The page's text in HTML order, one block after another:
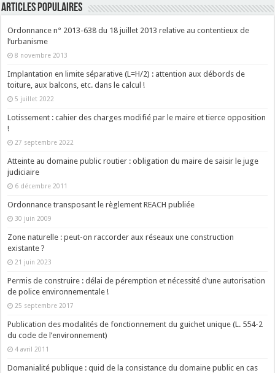
ARTICLES POPULAIRES
Ordonnance n° 2013-638 du 18 juillet 2013 relative au contentieux de
l’urbanisme
8 novembre 2013
Implantation en limite séparative (L=H/2) : attention aux débords de
toiture, aux balcons, etc. dans le calcul !
5 juillet 2022
Lotissement : cahier des charges modifié par le maire et tierce opposition
!
27 septembre 2022
Atteinte au domaine public routier : obligation du maire de saisir le juge
judiciaire
6 décembre 2011
Ordonnance transposant le règlement REACH publiée
30 juin 2009
Zone naturelle : peut-on raccorder aux réseaux une construction
existante ?
21 juin 2023
Permis de construire : délai de péremption et nécessité d’une autorisation
de police environnementale !
25 septembre 2017
Publication des modalités de fonctionnement du guichet unique (L. 554-2
du code de l’environnement)
4 avril 2011
Domanialité publique : quid de la consistance du domaine public en cas